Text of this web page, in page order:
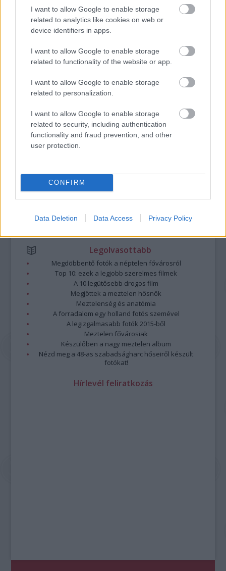
I want to allow Google to enable storage
related to analytics like cookies on web or
device identifiers in apps.
I want to allow Google to enable storage
related to functionality of the website or app.
I want to allow Google to enable storage
related to personalization.
I want to allow Google to enable storage
related to security, including authentication
functionality and fraud prevention, and other
user protection.
CONFIRM
Data Deletion Data Access Privacy Policy
TERMÉSZETFELETTI ERŐK ÉS ELFELEDETT
TITKOK: ITT A SHELBY OAKS – A GONOSZ
NYOMÁBAN MAGYAR ELŐZETESE
A bejegyzés trackback címe:
https://kulturpart.hu/api/trackback/id/7920126
Kommentek:
vonatkozó jogszabályokértelmében felhasználói tartalomnak
minősülnek, értük a
szolgáltatás technikai
üzemeltetője semmilyen felelősséget
nem vállal, azokat nem ellenőrzi. Kifogás esetén forduljon a blog szerkesztőjéhez.
Legolvasottabb
Megdöbbentő fotók a néptelen fővárosról
Top 10: ezek a legjobb szerelmes filmek
A 10 legütősebb drogos film
Megjöttek a meztelen hősnők
Meztelenség és anatómia
A forradalom egy holland fotós szemével
A legizgalmasabb fotók 2015-ből
Meztelen fővárosiak
Készülőben a nagy meztelen album
Nézd meg a 48-as szabadságharc hőseiről készült
fotókat!
Hírlevél feliratkozás